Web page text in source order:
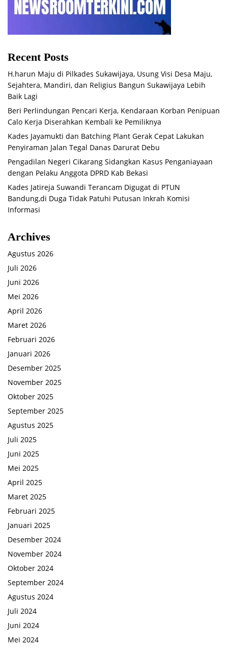
Recent Posts
H.harun Maju di Pilkades Sukawijaya, Usung Visi Desa Maju,
Sejahtera, Mandiri, dan Religius Bangun Sukawijaya Lebih
Baik Lagi
Beri Perlindungan Pencari Kerja, Kendaraan Korban Penipuan
Calo Kerja Diserahkan Kembali ke Pemiliknya
Kades Jayamukti dan Batching Plant Gerak Cepat Lakukan
Penyiraman Jalan Tegal Danas Darurat Debu
Pengadilan Negeri Cikarang Sidangkan Kasus Penganiayaan
dengan Pelaku Anggota DPRD Kab Bekasi
Kades Jatireja Suwandi Terancam Digugat di PTUN
Bandung,di Duga Tidak Patuhi Putusan Inkrah Komisi
Informasi
Archives
Agustus 2026
Juli 2026
Juni 2026
Mei 2026
April 2026
Maret 2026
Februari 2026
Januari 2026
Desember 2025
November 2025
Oktober 2025
September 2025
Agustus 2025
Juli 2025
Juni 2025
Mei 2025
April 2025
Maret 2025
Februari 2025
Januari 2025
Desember 2024
November 2024
Oktober 2024
September 2024
Agustus 2024
Juli 2024
Juni 2024
Mei 2024